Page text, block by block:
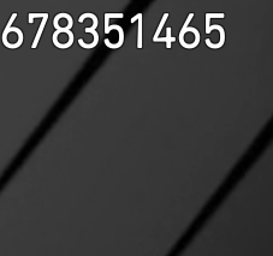
678351465